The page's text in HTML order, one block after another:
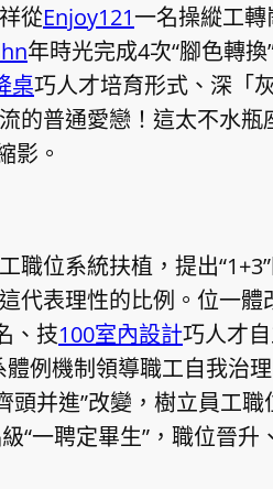
從Enjoy121一名操縱工
年時光完成4次“腳色轉
桌巧人才培育形式、深「
的普通愛戀！這太不水瓶
影。
職位系統扶植，提出
代表理性的比例。位一
、技100室內設計巧人才
體例機制領導職工自我治
頭并進”改變，樹立員工職
“一聘定畢生”，職位晉